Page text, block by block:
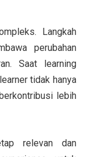
Langkah
perubahan
Saat learning
tidak hanya
lebih
relevan dan